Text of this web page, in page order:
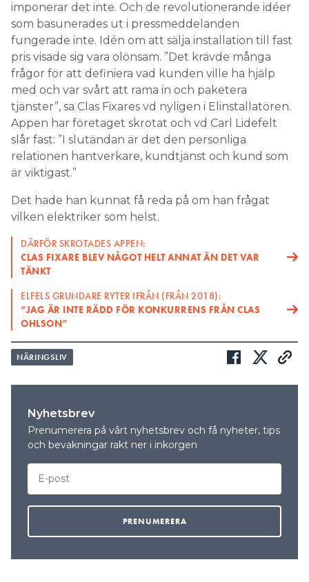
imponerar det inte. Och de revolutionerande idéer
som basunerades ut i pressmeddelanden
fungerade inte. Idén om att sälja installation till fast
pris visade sig vara olönsam. ”Det krävde många
frågor för att definiera vad kunden ville ha hjälp
med och var svårt att rama in och paketera
tjänster”, sa Clas Fixares vd nyligen i Elinstallatören.
Appen har företaget skrotat och vd Carl Lidefelt
slår fast: ”I slutändan är det den personliga
relationen hantverkare, kundtjänst och kund som
är viktigast.”
Det hade han kunnat få reda på om han frågat
vilken elektriker som helst.
DÄRFÖR SKROTADES APPEN:
CLAS FIXARE BLEV NÅGOT HELT ANNAT ÄN DET VAR
TÄNKT
ELFELS GRUNDARE RYTER IFRÅN (FRÅN 2018):
“JAG ÄR INTE RÄDD FÖR KONKURRENS FRÅN CLAS
OHLSON”
NÄRINGSLIV
Nyhetsbrev
Prenumerera på vårt nyhetsbrev och få nyheter, tips
och bevakningar rakt ner i inkorgen